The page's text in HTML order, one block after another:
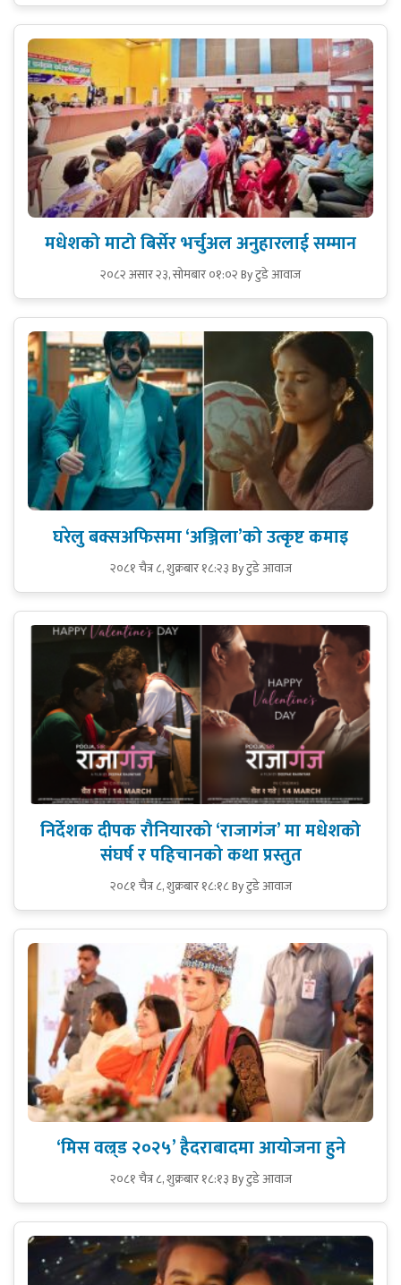
मधेशको माटो बिर्सेर भर्चुअल अनुहारलाई सम्मान
२०८२ असार २३, सोमबार ०१:०२By टुडे आवाज
घरेलु बक्सअफिसमा ‘अञ्जिला’को उत्कृष्ट कमाइ
२०८१ चैत्र ८, शुक्रबार १८:२३By टुडे आवाज
निर्देशक दीपक रौनियारको ‘राजागंज’ मा मधेशको
संघर्ष र पहिचानको कथा प्रस्तुत
२०८१ चैत्र ८, शुक्रबार १८:१८By टुडे आवाज
‘मिस वल्र्ड २०२५’ हैदराबादमा आयोजना हुने
२०८१ चैत्र ८, शुक्रबार १८:१३By टुडे आवाज